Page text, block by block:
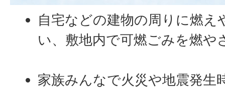
自宅などの建物の周りに燃え
い、敷地内で可燃ごみを燃や
家族みんなで火災や地震発生